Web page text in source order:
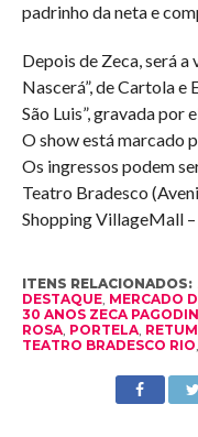
padrinho da neta e
Depois de Zeca, será
Nascerá”, de Cartola e
São Luis”, gravada
O show está marcado
Os ingressos podem
Teatro Bradesco
Shopping VillageMall
ITENS RELACIONADOS:
DESTAQUE, MERCADO
30 ANOS ZECA
ROSA, PORTELA,
TEATRO BRADESCO RIO,